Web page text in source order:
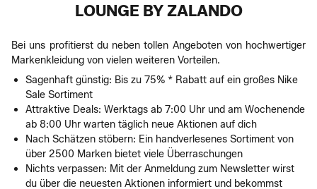
LOUNGE BY ZALANDO
Bei uns profitierst du neben tollen Angeboten von hochwertiger
Markenkleidung von vielen weiteren Vorteilen.
Sagenhaft günstig: Bis zu 75% * Rabatt auf ein großes Nike
Sale Sortiment
Attraktive Deals: Werktags ab 7:00 Uhr und am Wochenende
ab 8:00 Uhr warten täglich neue Aktionen auf dich
Nach Schätzen stöbern: Ein handverlesenes Sortiment von
über 2500 Marken bietet viele Überraschungen
Nichts verpassen: Mit der Anmeldung zum Newsletter wirst
du über die neuesten Aktionen informiert und bekommst